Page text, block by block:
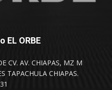
EL ORBE
CV. AV. CHIAPAS, MZ M
TAPACHULA CHIAPAS.